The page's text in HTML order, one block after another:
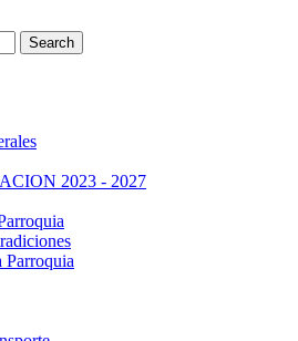
2023 - 2027
Parroquia